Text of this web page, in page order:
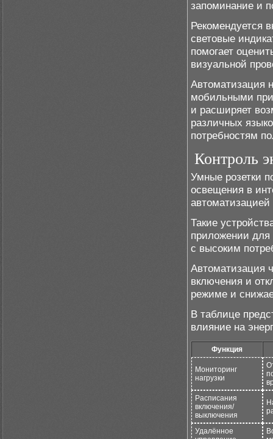
запоминание и
Рекомендуется
световые
помогает
визуальной
Автоматизация
мобильными
и расширяет
различных
потребностям
Контроль
Умные розетки
освещения в
Такие
приложении для
с высоким
Автоматизация
включения и
режиме и
В таблице
влияние на
Функция
Мониторинг
нагрузки
Расписания
включения/
выключения
Удалённое